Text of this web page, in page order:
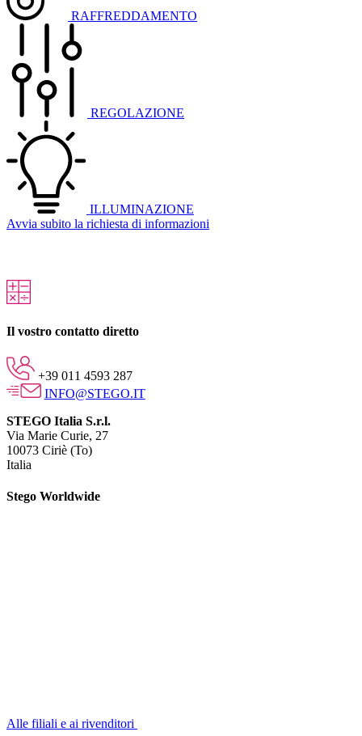
RAFFREDDAMENTO
REGOLAZIONE
ILLUMINAZIONE
Avvia subito la richiesta di informazioni
Il vostro contatto diretto
+39 011 4593 287
INFO@STEGO.IT
STEGO Italia S.r.l.
Via Marie Curie, 27
10073 Ciriè (To)
Italia
Stego Worldwide
Alle filiali e ai rivenditori